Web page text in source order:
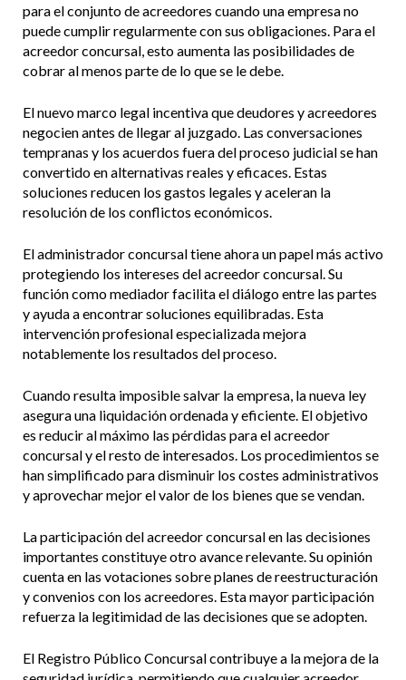
para el conjunto de acreedores cuando una empresa no
puede cumplir regularmente con sus obligaciones. Para el
acreedor concursal, esto aumenta las posibilidades de
cobrar al menos parte de lo que se le debe.
El nuevo marco legal incentiva que deudores y acreedores
negocien antes de llegar al juzgado. Las conversaciones
tempranas y los acuerdos fuera del proceso judicial se han
convertido en alternativas reales y eficaces. Estas
soluciones reducen los gastos legales y aceleran la
resolución de los conflictos económicos.
El administrador concursal tiene ahora un papel más activo
protegiendo los intereses del acreedor concursal. Su
función como mediador facilita el diálogo entre las partes
y ayuda a encontrar soluciones equilibradas. Esta
intervención profesional especializada mejora
notablemente los resultados del proceso.
Cuando resulta imposible salvar la empresa, la nueva ley
asegura una liquidación ordenada y eficiente. El objetivo
es reducir al máximo las pérdidas para el acreedor
concursal y el resto de interesados. Los procedimientos se
han simplificado para disminuir los costes administrativos
y aprovechar mejor el valor de los bienes que se vendan.
La participación del acreedor concursal en las decisiones
importantes constituye otro avance relevante. Su opinión
cuenta en las votaciones sobre planes de reestructuración
y convenios con los acreedores. Esta mayor participación
refuerza la legitimidad de las decisiones que se adopten.
El Registro Público Concursal contribuye a la mejora de la